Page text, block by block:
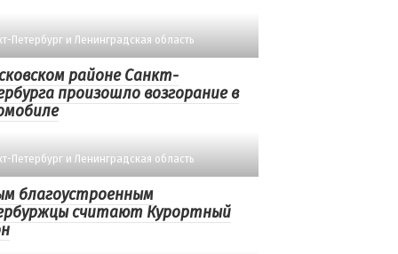
Петербург и Ленинградская область
районе Санкт-
произошло возгорание в
Петербург и Ленинградская область
благоустроенным
считают Курортный